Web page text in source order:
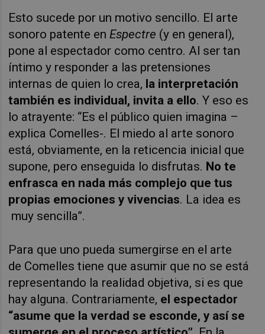
Esto sucede por un motivo sencillo. El arte
sonoro patente enEspectre (y en general),
pone al espectador como centro. Al ser tan
íntimo y responder a las pretensiones
internas de quien lo crea, la interpretación
también es individual, invita a ello. Y eso es
lo atrayente: “Es el público quien imagina –
explica Comelles-. El miedo al arte sonoro
está, obviamente, en la reticencia inicial que
supone, pero enseguida lo disfrutas. No te
enfrasca en nada más complejo que tus
propias emociones y vivencias. La idea es
muy sencilla”.
Para que uno pueda sumergirse en el arte
de Comelles tiene que asumir que no se está
representando la realidad objetiva, si es que
hay alguna. Contrariamente, el espectador
“asume que la verdad se esconde, y así se